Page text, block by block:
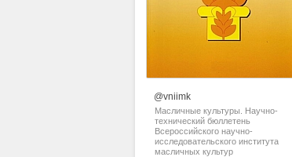
@vniimk
Масличные культуры. Научно-
технический бюллетень
Всероссийского научно-
исследовательского института
масличных культур